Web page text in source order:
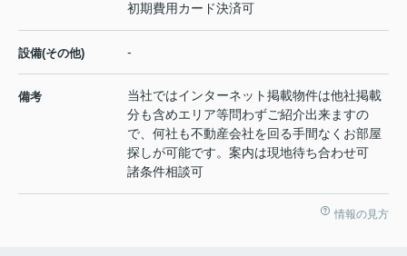
初期費用カード決済可
設備(その他) -
備考
当社ではインターネット掲載物件は他社掲載
分も含めエリア等問わずご紹介出来ますの
で、何社も不動産会社を回る手間なくお部屋
探しが可能です。案内は現地待ち合わせ可
諸条件相談可
情報の見方